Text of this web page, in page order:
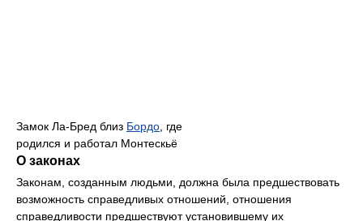
Замок Ла-Бред близ Бордо , где
родился и работал Монтескьё
О законах
Законам, созданным людьми, должна была предшествовать
возможность справедливых отношений, отношения
справедливости предшествуют установившему их